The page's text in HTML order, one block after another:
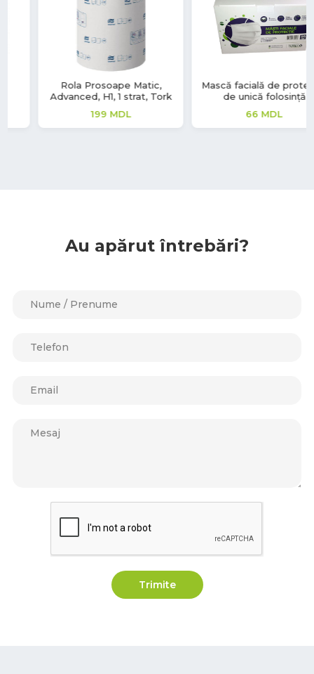
Mască facială de protecție
de unică folosință
MDL
Mănuși vinil Soft Touch
220MDL
Au apărut întrebări?
Trimite